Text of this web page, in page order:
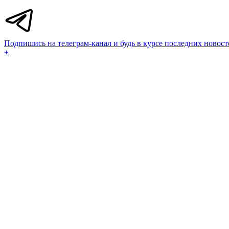
Подпишись на телеграм-канал и будь в курсе последних
+